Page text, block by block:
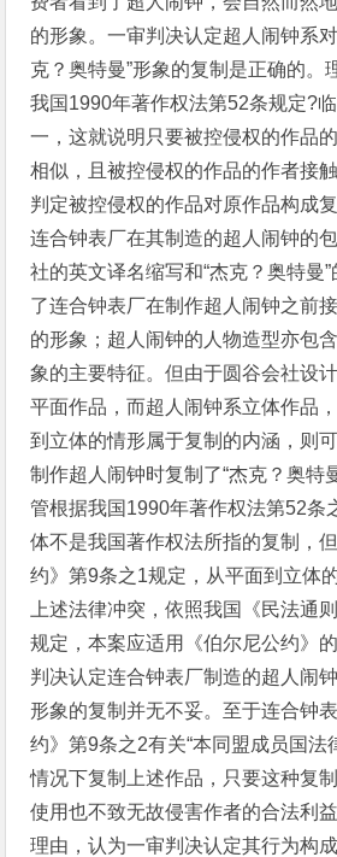
的形象。一审判决认定超人闹钟系
克？奥特曼”形象的复制是正确的。
我国1990年著作权法第52条规定?
一，这就说明只要被控侵权的作品
相似，且被控侵权的作品的作者接
判定被控侵权的作品对原作品构成
连合钟表厂在其制造的超人闹钟的
社的英文译名缩写和“杰克？奥特曼
了连合钟表厂在制作超人闹钟之前
的形象；超人闹钟的人物造型亦包
象的主要特征。但由于圆谷会社设
平面作品，而超人闹钟系立体作品
到立体的情形属于复制的内涵，则
制作超人闹钟时复制了“杰克？奥特
管根据我国1990年著作权法第52条
体不是我国著作权法所指的复制，
约》第9条之1规定，从平面到立体
上述法律冲突，依照我国《民法通
规定，本案应适用《伯尔尼公约》
判决认定连合钟表厂制造的超人闹
形象的复制并无不妥。至于连合钟
约》第9条之2有关“本同盟成员国法
情况下复制上述作品，只要这种复
使用也不致无故侵害作者的合法利
理由，认为一审判决认定其行为构